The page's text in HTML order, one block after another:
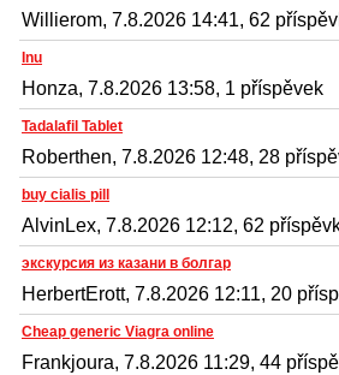
Willierom, 7.8.2026 14:41, 62
Inu
Honza, 7.8.2026 13:58, 1 příspěvek
Tadalafil Tablet
Roberthen, 7.8.2026 12:48, 28
buy cialis pill
AlvinLex, 7.8.2026 12:12, 62
экскурсия из казани в болгар
HerbertErott, 7.8.2026 12:11, 20
Cheap generic Viagra online
Frankjoura, 7.8.2026 11:29, 44